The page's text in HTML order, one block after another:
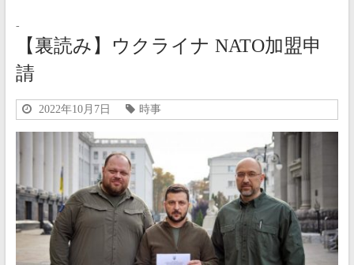
-
【裏読み】ウクライナ NATO加盟申
請
2022年10月7日 時事